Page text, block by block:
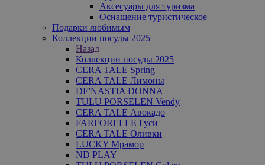
Аксесуары для туризма
Оснащение туристическое
Подарки любимым
Коллекции посуды 2025
Назад
Коллекции посуды 2025
CERA TALE Spring
CERA TALE Лимоны
DE'NASTIA DONNA
TULU PORSELEN Vendy
CERA TALE Авокадо
FARFORELLE Гуси
CERA TALE Оливки
LUCKY Мрамор
ND PLAY